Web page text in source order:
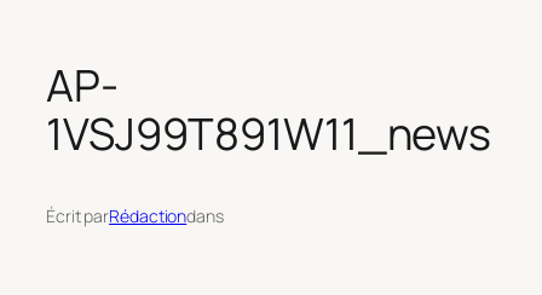
AP-
1VSJ99T891W11_news
Écrit parRédactiondans